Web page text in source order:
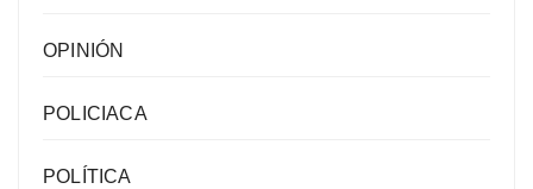
OPINIÓN
POLICIACA
POLÍTICA